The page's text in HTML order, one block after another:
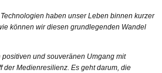
haben unser Leben binnen kurzer
können wir diesen grundlegenden Wandel
und souveränen Umgang mit
der Medienresilienz. Es geht darum, die